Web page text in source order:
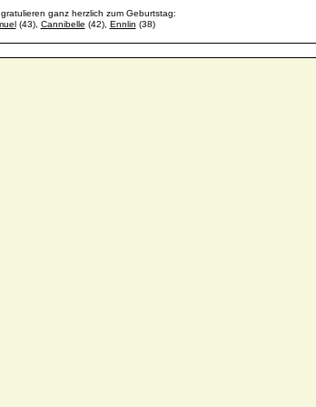
gratulieren ganz herzlich zum Geburtstag:
(43), Cannibelle (42), Ennlin (38)